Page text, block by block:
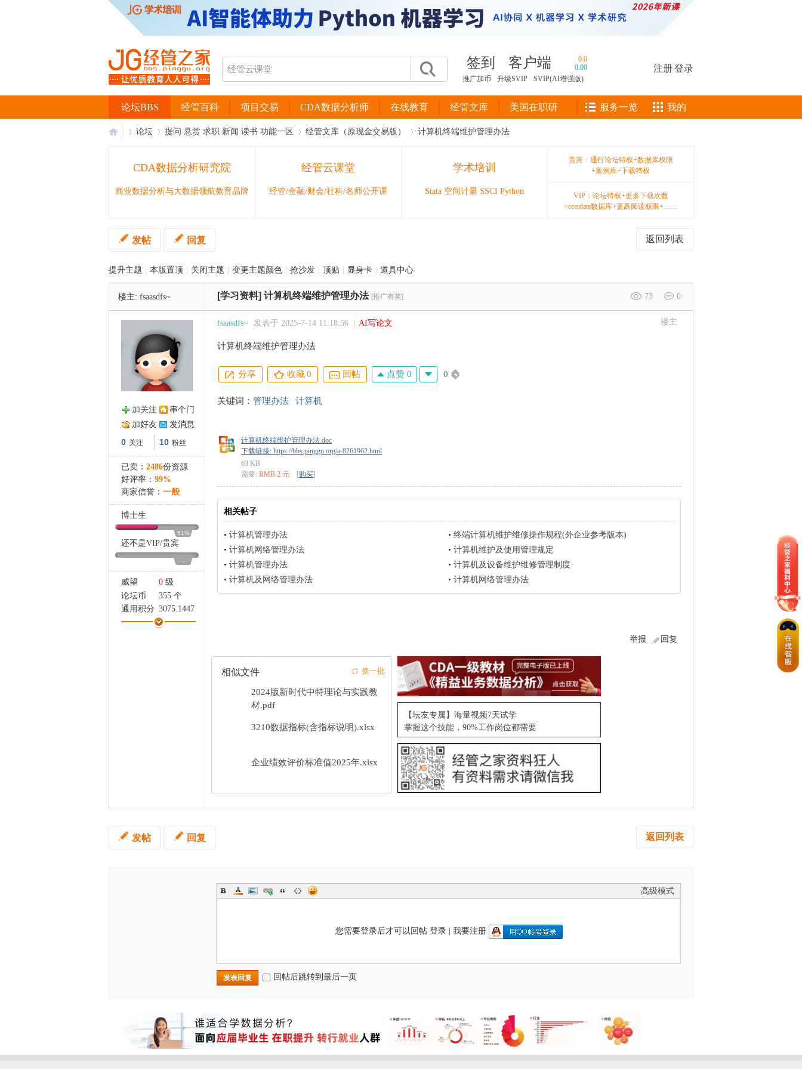
签到 客户端
0.0
0.00
推广加币
升级SVIP SVIP(AI增强版)
注册登录
经管百科 项目交易 CDA数据分析师 在线教育 经管文库 美国在职研
论坛BBS 服务一览 我的
论坛 提问 悬赏 求职 新闻 读书 功能一区 经管文库（原现金交易版） 计算机终端维护管理办法
CDA数据分析研究院
商业数据分析与大数据领航教育品牌
经管云课堂
经管/金融/财会/社科/名师公开课
学术培训
Stata 空间计量 SSCI Python
贵宾：通行论坛特权+数据库权限
+案例库+下载特权
VIP：论坛特权+更多下载次数
+ccerdata数据库+更高阅读权限+……
返回列表
发帖 回复
提升主题 本版置顶 关闭主题 变更主题颜色 抢沙发 顶贴 显身卡 道具中心
楼主: fsaasdfs~ 73 0
[学习资料] 计算机终端维护管理办法 [推广有奖]
加关注
串个门
加好友
发消息
0 关注 10 粉丝
已卖： 2486份资源
好评率： 99%
商家信誉： 一般
博士生
51%
还不是VIP/贵宾
-
威望 0 级
论坛币
355 个
通用积分 3075.1447
学术水平
66 点
楼主
fsaasdfs~ 发表于 2025-7-14 11:18:56 AI写论文
计算机终端维护管理办法
分享 收藏0 回帖 点赞 0 0
关键词： 管理办法 计算机
计算机终端维护管理办法.doc
下载链接: https://bbs.pinggu.org/a-8261962.html
63 KB
需要: RMB 2 元 [购买]
相关帖子
• 计算机管理办法 • 终端计算机维护维修操作规程(外企业参考版本)
• 计算机网络管理办法 • 计算机维护及使用管理规定
• 计算机管理办法 • 计算机及设备维护维修管理制度
• 计算机及网络管理办法 • 计算机网络管理办法
回复
举报
相似文件 换一批
2024版新时代中特理论与实践教
材.pdf
3210数据指标(含指标说明).xlsx
企业绩效评价标准值2025年.xlsx
【坛友专属】海量视频7天试学
掌握这个技能，90%工作岗位都需要
返回列表
发帖 回复
高级模式
您需要登录后才可以回帖 登录| 我要注册
发表回复 回帖后跳转到最后一页